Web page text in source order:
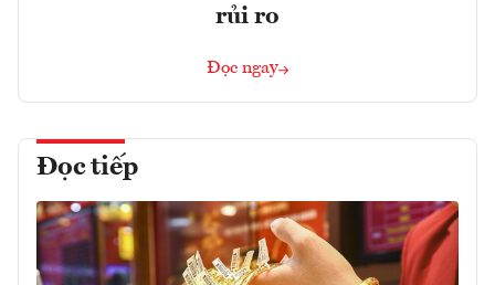
rủi ro
Đọc ngay
Đọc tiếp